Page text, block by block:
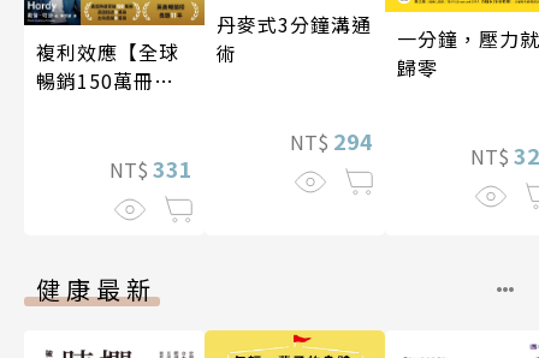
複利效應【全球
暢銷150萬冊・
NT$ 331
丹麥式3分鐘溝通
術
NT$ 294
一分鐘，壓力就
歸零
NT$
健康最新